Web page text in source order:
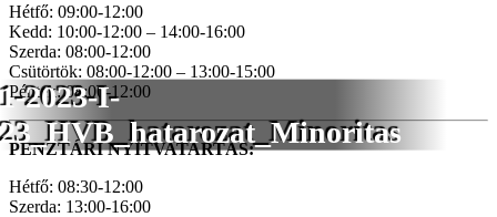
1-2023-I-
23_HVB_hatarozat_Minoritas
Hétfő: 09:00-12:00
Kedd: 10:00-12:00 – 14:00-16:00
Szerda: 08:00-12:00
Csütörtök: 08:00-12:00 – 13:00-15:00
Péntek: 08:00-12:00
PÉNZTÁRI NYITVATARTÁS:
Hétfő: 08:30-12:00
Szerda: 13:00-16:00